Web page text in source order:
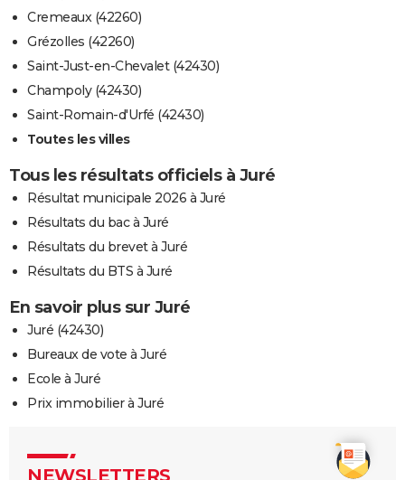
Cremeaux (42260)
Grézolles (42260)
Saint-Just-en-Chevalet (42430)
Champoly (42430)
Saint-Romain-d'Urfé (42430)
Toutes les villes
Tous les résultats officiels à Juré
Résultat municipale 2026 à Juré
Résultats du bac à Juré
Résultats du brevet à Juré
Résultats du BTS à Juré
En savoir plus sur Juré
Juré (42430)
Bureaux de vote à Juré
Ecole à Juré
Prix immobilier à Juré
NEWSLETTERS